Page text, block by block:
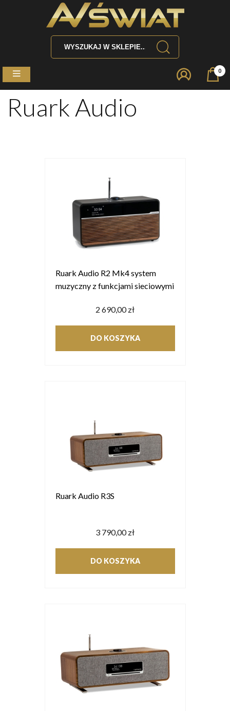
0
Ruark Audio
Ruark Audio R2 Mk4 system
muzyczny z funkcjami sieciowymi
2 690,00 zł
DO KOSZYKA
Ruark Audio R3S
3 790,00 zł
DO KOSZYKA